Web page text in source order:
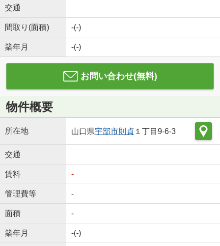
交通
間取り(面積) -(-)
築年月 -(-)
お問い合わせ(無料)
物件概要
所在地 山口県宇部市則貞１丁目9-6-3
交通
賃料 -
管理費等 -
面積 -
築年月 -(-)